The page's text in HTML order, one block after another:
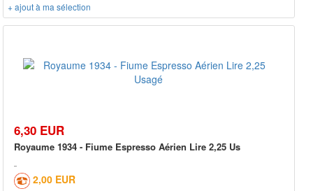
+ ajout à ma sélection
6,30 EUR
Royaume 1934 - Fiume Espresso Aérien Lire 2,25 Us
2,00 EUR